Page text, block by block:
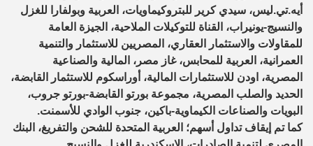
أيه.تي.ليس، سيدي كرير للبتروكيماويات، العربية وبولفارا للغزل
والنسيج-يونيراب، القناة للتوكيلات الملاحية، الجيزة العامة
للمقاولات والاستثمار العقاري، المصريين للاستثمار والتنمية
العمرانية، العربية للمحابس، غاز مصر، المالية والصناعية
المصرية، اودن للاستثمارات المالية، أوراسكوم للاستثمار القابضة،
الحديد والصلب المصرية، مجموعة بورتو القابضة-بورتو جروب،
البويات والصناعات الكيماوية-باكين، جنوب الوادي للأسمنت.
كما تم إيقاف تداول أسهم؛ العربية المتحدة للشحن والتفريغ، البنك